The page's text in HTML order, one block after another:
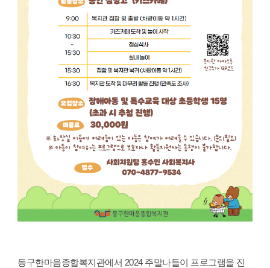
동구한마음종합복지관에서 2024 주말나들이 프로그램을 진